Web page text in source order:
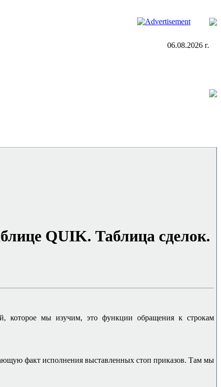
06.08.2026 г.
QUIK. Таблица сделок.
которое мы изучим, это функции обращения к строкам
факт исполнения выставленных стоп приказов. Там мы